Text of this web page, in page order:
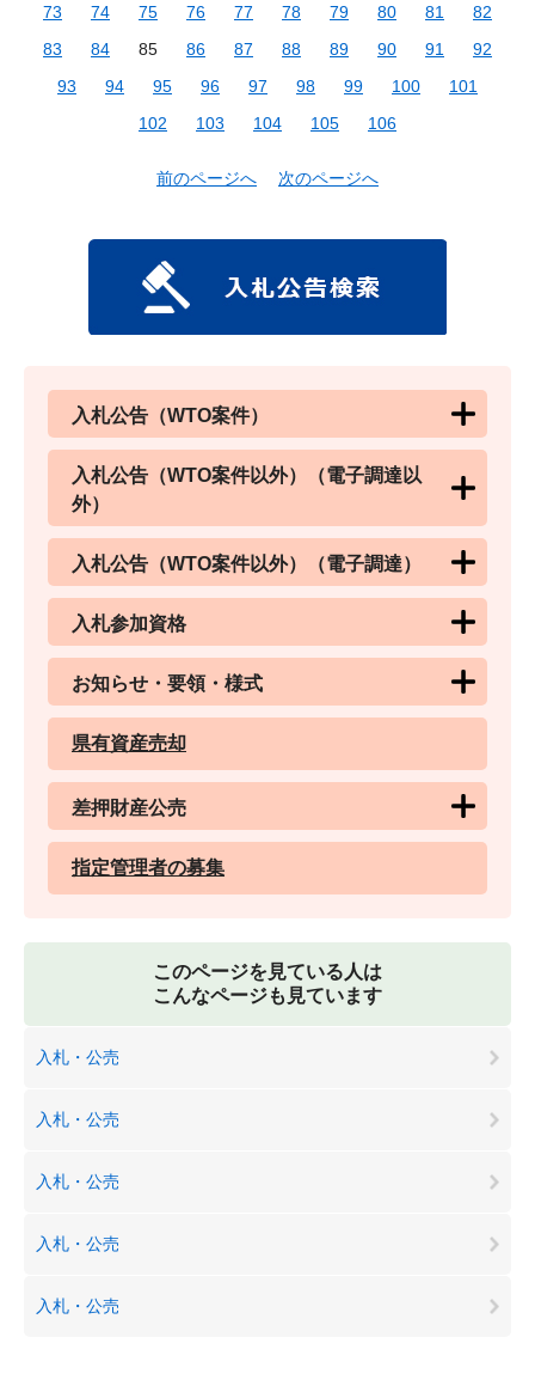
73
74 75 76 77 78 79 80 81
82
83
84 85 86 87 88 89 90 91
92
93
94 95 96 97 98 99 100
101
102
103 104 105 106
前のページへ 次のページへ
入札公告（WTO案件）
入札公告（WTO案件以外）（電子調達以
外）
入札公告（WTO案件以外）（電子調達）
入札参加資格
お知らせ・要領・様式
県有資産売却
差押財産公売
指定管理者の募集
このページを見ている人は
こんなページも見ています
入札・公売
入札・公売
入札・公売
入札・公売
入札・公売